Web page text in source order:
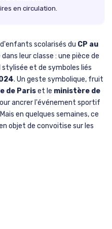
en circulation.
scolarisés du CP au
leur classe : une pièce de
et de symboles liés
. Un geste symbolique, fruit
de Pariset le ministère de
ancrer l'événement sportif
en quelques semaines, ce
objet de convoitise sur les